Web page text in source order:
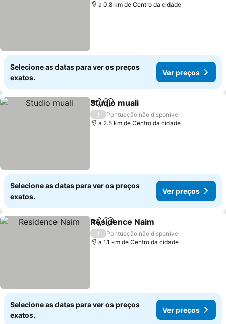
a 0.8 km de Centro da cidade
Selecione as datas para ver os preços
exatos.
Ver preços
PartilharAdicionar aos favoritos
Studio muali
/
Pontuação não disponível
a 2.5 km de Centro da cidade
Selecione as datas para ver os preços
exatos.
Ver preços
PartilharAdicionar aos favoritos
Residence Naim
/
Pontuação não disponível
a 1.1 km de Centro da cidade
Selecione as datas para ver os preços
exatos.
Ver preços